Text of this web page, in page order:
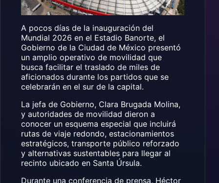
A pocos días de la inauguración del
Mundial 2026 en el Estadio Banorte, el
Gobierno de la Ciudad de México presentó
un amplio operativo de movilidad que
busca facilitar el traslado de miles de
aficionados durante los partidos que se
celebrarán en el sur de la capital.
La jefa de Gobierno, Clara Brugada Molina,
y autoridades de movilidad dieron a
conocer un esquema especial que incluirá
rutas de viaje redondo, estacionamientos
estratégicos, transporte público reforzado
y alternativas sustentables para llegar al
recinto ubicado en Santa Úrsula.
Durante una conferencia de prensa, Héctor